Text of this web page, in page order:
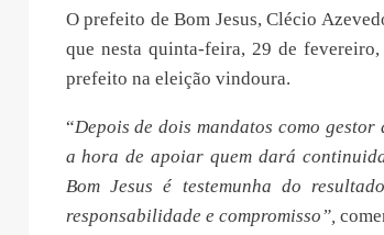
O prefeito de Bom Jesus, Clécio
que nesta quinta-feira, 29 de
prefeito na eleição vindoura.
“Depois de dois mandatos como
a hora de apoiar quem dará
Bom Jesus é testemunha do
responsabilidade e compromisso”,